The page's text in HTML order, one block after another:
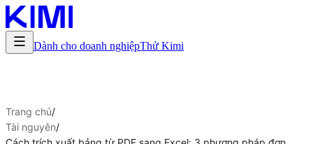
Dành cho doanh nghiệpThử Kimi
Trang chủ/
Tài nguyên/